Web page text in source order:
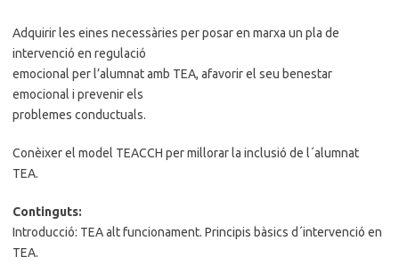
Adquirir les eines necessàries per posar en marxa un pla de
intervenció en regulació
emocional per l’alumnat amb TEA, afavorir el seu benestar
emocional i prevenir els
problemes conductuals.
Conèixer el model TEACCH per millorar la inclusió de l´alumnat
TEA.
Continguts:
Introducció: TEA alt funcionament. Principis bàsics d´intervenció en
TEA.